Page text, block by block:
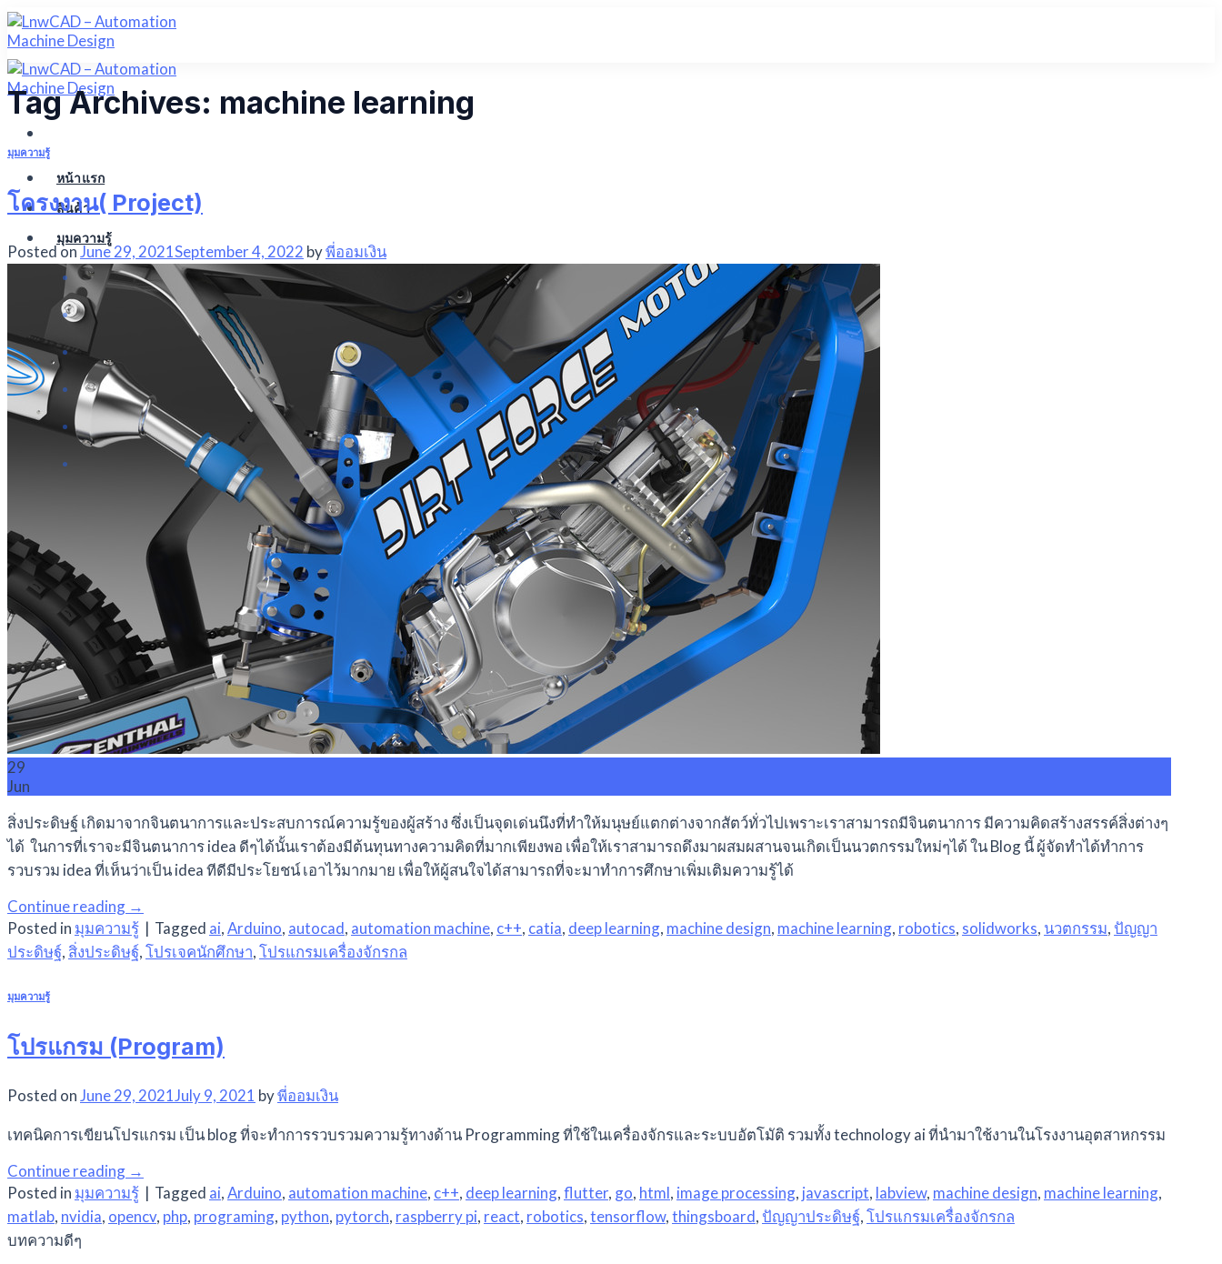
Skip
to
content
หน้าแรก
สินค้า
มุมความรู้
CAD CAM CAE
ออกแบบเครื่องจักร (Machine Design)
โปรแกรม (Program)
โครงงาน( Project)
การพัฒนาตนเอง (Self-Development)
Search
for:
Search
for:
Tag Archives: machine learning
มุมความรู้
โครงงาน( Project)
Posted onJune 29, 2021September 4, 2022 byพี่ออมเงิน
29
Jun
สิ่งประดิษฐ์ เกิดมาจากจินตนาการและประสบการณ์ความรู้ของผู้สร้าง ซึ่งเป็นจุดเด่นนึงที่ทำให้มนุษย์แตกต่างจากสัตว์ทั่วไปเพราะเราสามารถมีจินตนาการ มีความคิดสร้างสรรค์สิ่งต่างๆ
ได้ ในการที่เราจะมีจินตนาการ idea ดีๆได้นั้นเราต้องมีต้นทุนทางความคิดที่มากเพียงพอ เพื่อให้เราสามารถดึงมาผสมผสานจนเกิดเป็นนวตกรรมใหม่ๆได้ ใน Blog นี้ ผู้จัดทำได้ทำการ
รวบรวม idea ที่เห็นว่าเป็น idea ทีดีมีประโยชน์ เอาไว้มากมาย เพื่อให้ผู้สนใจได้สามารถที่จะมาทำการศึกษาเพิ่มเติมความรู้ได้
Continue reading →
Posted in มุมความรู้ | Tagged ai,Arduino, autocad, automation machine, c++, catia, deep learning, machine design, machine learning, robotics, solidworks, นวตกรรม, ปัญญา
ประดิษฐ์, สิ่งประดิษฐ์,โปรเจคนักศึกษา,โปรแกรมเครื่องจักรกล
มุมความรู้
โปรแกรม (Program)
Posted onJune 29, 2021July 9, 2021 byพี่ออมเงิน
เทคนิคการเขียนโปรแกรม เป็น blog ที่จะทำการรวบรวมความรู้ทางด้าน Programming ที่ใช้ในเครื่องจักรและระบบอัตโมัติ รวมทั้ง technology ai ที่นำมาใช้งานในโรงงานอุตสาหกรรม
Continue reading →
Posted in มุมความรู้ | Tagged ai,Arduino, automation machine, c++, deep learning,flutter, go, html, image processing, javascript, labview, machine design, machine learning,
matlab, nvidia, opencv, php, programing, python, pytorch, raspberry pi, react, robotics,tensorflow,thingsboard, ปัญญาประดิษฐ์,โปรแกรมเครื่องจักรกล
บทความดีๆ